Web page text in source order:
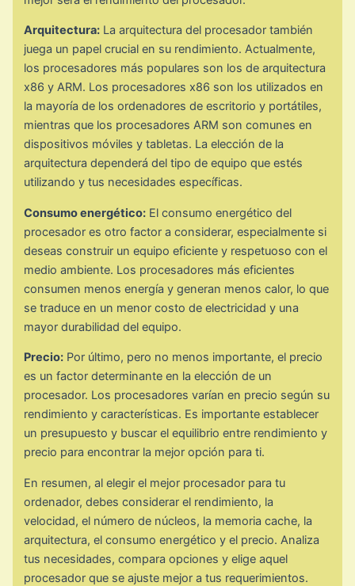
Arquitectura: La arquitectura del procesador también
juega un papel crucial en su rendimiento. Actualmente,
los procesadores más populares son los de arquitectura
x86 y ARM. Los procesadores x86 son los utilizados en
la mayoría de los ordenadores de escritorio y portátiles,
mientras que los procesadores ARM son comunes en
dispositivos móviles y tabletas. La elección de la
arquitectura dependerá del tipo de equipo que estés
utilizando y tus necesidades específicas.
Consumo energético: El consumo energético del
procesador es otro factor a considerar, especialmente si
deseas construir un equipo eficiente y respetuoso con el
medio ambiente. Los procesadores más eficientes
consumen menos energía y generan menos calor, lo que
se traduce en un menor costo de electricidad y una
mayor durabilidad del equipo.
Precio: Por último, pero no menos importante, el precio
es un factor determinante en la elección de un
procesador. Los procesadores varían en precio según su
rendimiento y características. Es importante establecer
un presupuesto y buscar el equilibrio entre rendimiento y
precio para encontrar la mejor opción para ti.
En resumen, al elegir el mejor procesador para tu
ordenador, debes considerar el rendimiento, la
velocidad, el número de núcleos, la memoria cache, la
arquitectura, el consumo energético y el precio. Analiza
tus necesidades, compara opciones y elige aquel
procesador que se ajuste mejor a tus requerimientos.